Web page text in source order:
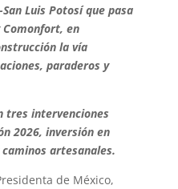
Luis Potosí que pasa
Comonfort, en
la vía
paraderos y
tres intervenciones
2026, inversión en
artesanales.
de México,